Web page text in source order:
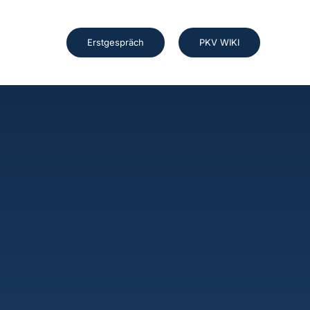
Erstgespräch PKV WIKI